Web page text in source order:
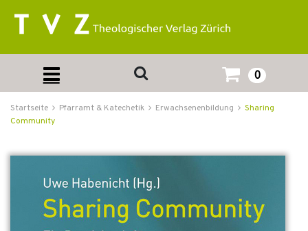
0
Startseite Pfarramt & Katechetik Erwachsenenbildung
Sharing
Community